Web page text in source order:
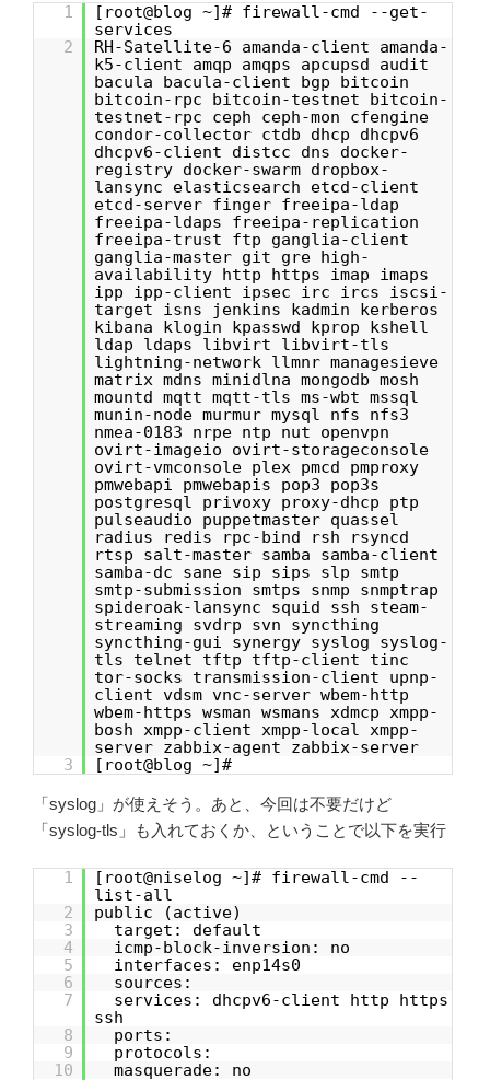
1
[root@blog ~]# firewall-cmd --get-
services
2
RH-Satellite-6 amanda-client amanda-
k5-client amqp amqps apcupsd audit
bacula bacula-client bgp bitcoin
bitcoin-rpc bitcoin-testnet bitcoin-
testnet-rpc ceph ceph-mon cfengine
condor-collector ctdb dhcp dhcpv6
dhcpv6-client distcc dns docker-
registry docker-swarm dropbox-
lansync elasticsearch etcd-client
etcd-server finger freeipa-ldap
freeipa-ldaps freeipa-replication
freeipa-trust ftp ganglia-client
ganglia-master git gre high-
availability http https imap imaps
ipp ipp-client ipsec irc ircs iscsi-
target isns jenkins kadmin kerberos
kibana klogin kpasswd kprop kshell
ldap ldaps libvirt libvirt-tls
lightning-network llmnr managesieve
matrix mdns minidlna mongodb mosh
mountd mqtt mqtt-tls ms-wbt mssql
munin-node murmur mysql nfs nfs3
nmea-0183 nrpe ntp nut openvpn
ovirt-imageio ovirt-storageconsole
ovirt-vmconsole plex pmcd pmproxy
pmwebapi pmwebapis pop3 pop3s
postgresql privoxy proxy-dhcp ptp
pulseaudio puppetmaster quassel
radius redis rpc-bind rsh rsyncd
rtsp salt-master samba samba-client
samba-dc sane sip sips slp smtp
smtp-submission smtps snmp snmptrap
spideroak-lansync squid ssh steam-
streaming svdrp svn syncthing
syncthing-gui synergy syslog syslog-
tls telnet tftp tftp-client tinc
tor-socks transmission-client upnp-
client vdsm vnc-server wbem-http
wbem-https wsman wsmans xdmcp xmpp-
bosh xmpp-client xmpp-local xmpp-
server zabbix-agent zabbix-server
3
[root@blog ~]#
「syslog」が使えそう。あと、今回は不要だけど
「syslog-tls」も入れておくか、ということで以下を実行
1
[root@niselog ~]# firewall-cmd --
list-all
2
public (active)
3
target: default
4
icmp-block-inversion: no
5
interfaces: enp14s0
6
sources:
7
services: dhcpv6-client http https
ssh
8
ports:
9
protocols:
10
masquerade: no